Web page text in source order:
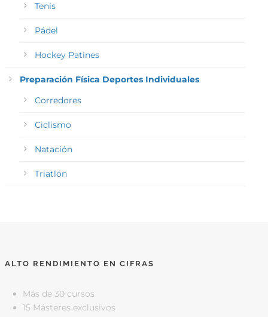
Tenis
Pádel
Hockey Patines
Preparación Física Deportes Individuales
Corredores
Ciclismo
Natación
Triatlón
ALTO RENDIMIENTO EN CIFRAS
Más de 30 cursos
15 Másteres exclusivos